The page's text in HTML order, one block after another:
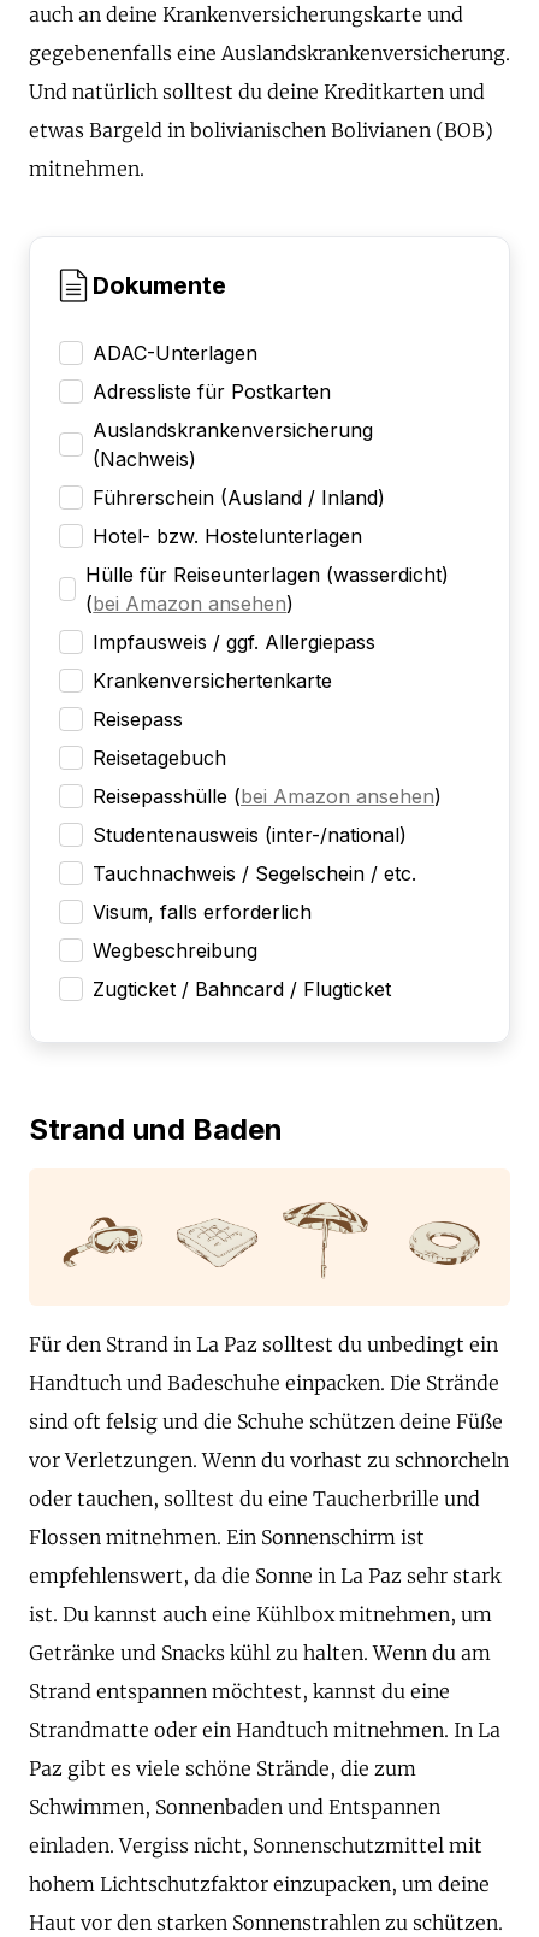
auch an deine Krankenversicherungskarte und
gegebenenfalls eine Auslandskrankenversicherung.
Und natürlich solltest du deine Kreditkarten und
etwas Bargeld in bolivianischen Bolivianen (BOB)
mitnehmen.
Dokumente
ADAC-Unterlagen
Adressliste für Postkarten
Auslandskrankenversicherung
(Nachweis)
Führerschein (Ausland / Inland)
Hotel- bzw. Hostelunterlagen
Hülle für Reiseunterlagen (wasserdicht)
(bei Amazon ansehen)
Impfausweis / ggf. Allergiepass
Krankenversichertenkarte
Reisepass
Reisetagebuch
Reisepasshülle (bei Amazon ansehen)
Studentenausweis (inter-/national)
Tauchnachweis / Segelschein / etc.
Visum, falls erforderlich
Wegbeschreibung
Zugticket / Bahncard / Flugticket
Strand und Baden
Für den Strand in La Paz solltest du unbedingt ein
Handtuch und Badeschuhe einpacken. Die Strände
sind oft felsig und die Schuhe schützen deine Füße
vor Verletzungen. Wenn du vorhast zu schnorcheln
oder tauchen, solltest du eine Taucherbrille und
Flossen mitnehmen. Ein Sonnenschirm ist
empfehlenswert, da die Sonne in La Paz sehr stark
ist. Du kannst auch eine Kühlbox mitnehmen, um
Getränke und Snacks kühl zu halten. Wenn du am
Strand entspannen möchtest, kannst du eine
Strandmatte oder ein Handtuch mitnehmen. In La
Paz gibt es viele schöne Strände, die zum
Schwimmen, Sonnenbaden und Entspannen
einladen. Vergiss nicht, Sonnenschutzmittel mit
hohem Lichtschutzfaktor einzupacken, um deine
Haut vor den starken Sonnenstrahlen zu schützen.